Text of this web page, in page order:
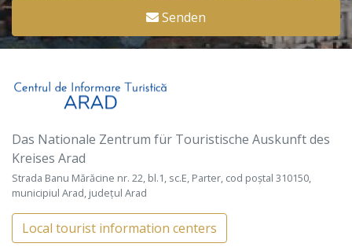
Senden
Das Nationale Zentrum für Touristische Auskunft des
Kreises Arad
Strada Banu Mărăcine nr. 22, bl.1, sc.E, Parter, cod poștal 310150,
municipiul Arad, județul Arad
Local tourist information centers